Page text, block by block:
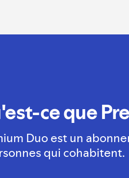
ce que
Duo est un
qui cohabitent.